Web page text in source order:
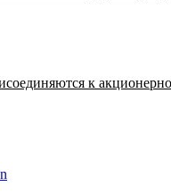
к